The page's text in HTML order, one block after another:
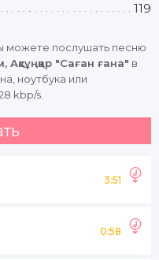
119
можете послушать песню
Ақсұңқар "Саған ғана" в
ноутбука или
kbp/s.
3:51
0:58